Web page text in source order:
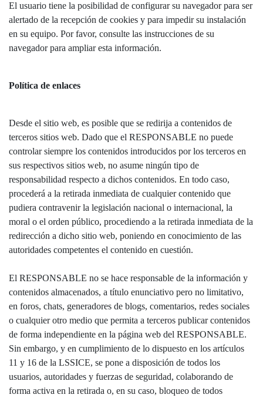
El usuario tiene la posibilidad de configurar su navegador para ser
alertado de la recepción de cookies y para impedir su instalación
en su equipo. Por favor, consulte las instrucciones de su
navegador para ampliar esta información.
Política de enlaces
Desde el sitio web, es posible que se redirija a contenidos de
terceros sitios web. Dado que el RESPONSABLE no puede
controlar siempre los contenidos introducidos por los terceros en
sus respectivos sitios web, no asume ningún tipo de
responsabilidad respecto a dichos contenidos. En todo caso,
procederá a la retirada inmediata de cualquier contenido que
pudiera contravenir la legislación nacional o internacional, la
moral o el orden público, procediendo a la retirada inmediata de la
redirección a dicho sitio web, poniendo en conocimiento de las
autoridades competentes el contenido en cuestión.
El RESPONSABLE no se hace responsable de la información y
contenidos almacenados, a título enunciativo pero no limitativo,
en foros, chats, generadores de blogs, comentarios, redes sociales
o cualquier otro medio que permita a terceros publicar contenidos
de forma independiente en la página web del RESPONSABLE.
Sin embargo, y en cumplimiento de lo dispuesto en los artículos
11 y 16 de la LSSICE, se pone a disposición de todos los
usuarios, autoridades y fuerzas de seguridad, colaborando de
forma activa en la retirada o, en su caso, bloqueo de todos